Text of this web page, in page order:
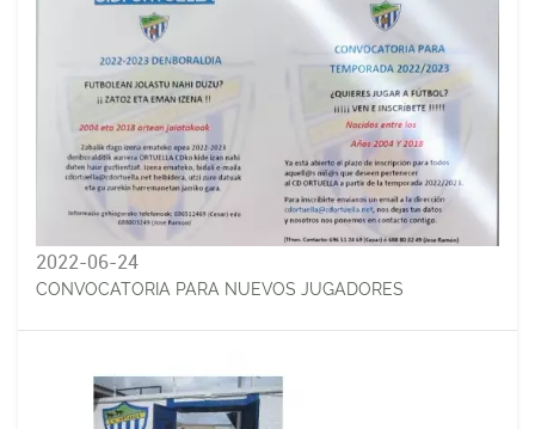
2022-06-24
CONVOCATORIA PARA NUEVOS JUGADORES